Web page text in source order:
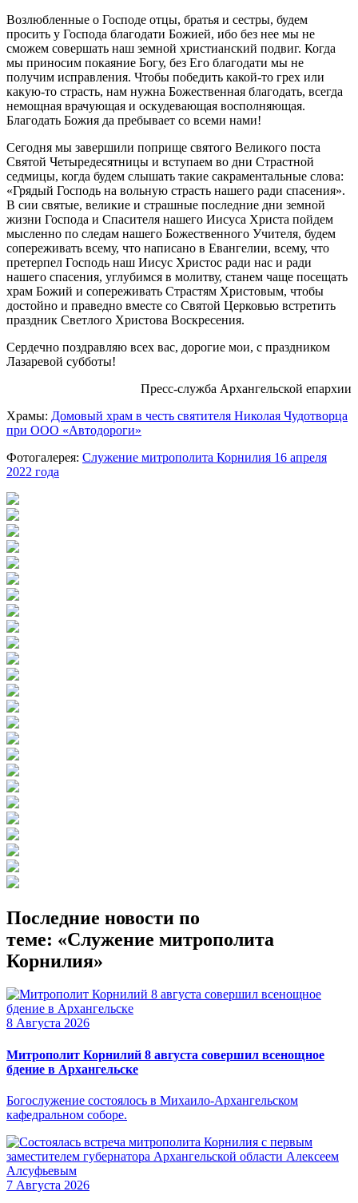
Возлюбленные о Господе отцы, братья и сестры, будем
просить у Господа благодати Божией, ибо без нее мы не
сможем совершать наш земной христианский подвиг. Когда
мы приносим покаяние Богу, без Его благодати мы не
получим исправления. Чтобы победить какой-то грех или
какую-то страсть, нам нужна Божественная благодать, всегда
немощная врачующая и оскудевающая восполняющая.
Благодать Божия да пребывает со всеми нами!
Сегодня мы завершили поприще святого Великого поста
Святой Четыредесятницы и вступаем во дни Страстной
седмицы, когда будем слышать такие сакраментальные слова:
«Грядый Господь на вольную страсть нашего ради спасения».
В сии святые, великие и страшные последние дни земной
жизни Господа и Спасителя нашего Иисуса Христа пойдем
мысленно по следам нашего Божественного Учителя, будем
сопереживать всему, что написано в Евангелии, всему, что
претерпел Господь наш Иисус Христос ради нас и ради
нашего спасения, углубимся в молитву, станем чаще посещать
храм Божий и сопереживать Страстям Христовым, чтобы
достойно и праведно вместе со Святой Церковью встретить
праздник Светлого Христова Воскресения.
Сердечно поздравляю всех вас, дорогие мои, с праздником
Лазаревой субботы!
Пресс-служба Архангельской епархии
Храмы: Домовый храм в честь святителя Николая Чудотворца
при ООО «Автодороги»
Фотогалерея: Служение митрополита Корнилия 16 апреля
2022 года
Последние новости по
теме: «Служение митрополита
Корнилия»
8 Августа 2026
Митрополит Корнилий 8 августа совершил всенощное
бдение в Архангельске
Богослужение состоялось в Михаило-Архангельском
кафедральном соборе.
7 Августа 2026